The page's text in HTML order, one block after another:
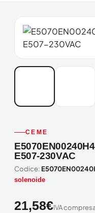
CEME
E507-230VAC
Codice:
solenoide
21,58€IVA